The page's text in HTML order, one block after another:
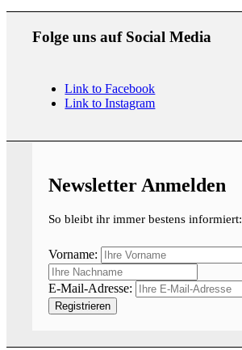
Folge uns auf Social Media
Link to Facebook
Link to Instagram
Newsletter Anmelden
So bleibt ihr immer bestens informiert:
Vorname:
E-Mail-Adresse: